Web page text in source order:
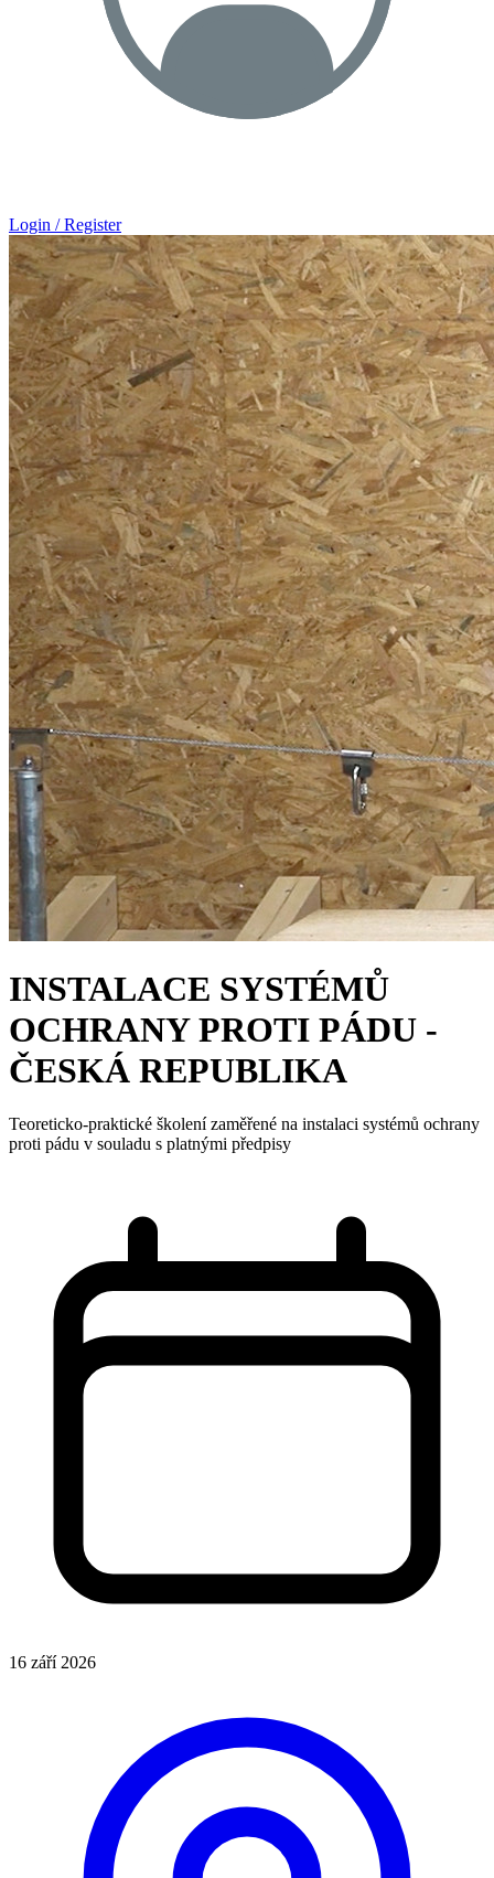
Login / Register
INSTALACE SYSTÉMŮ
OCHRANY PROTI PÁDU -
ČESKÁ REPUBLIKA
Teoreticko-praktické školení zaměřené na instalaci systémů ochrany
proti pádu v souladu s platnými předpisy
16 září 2026